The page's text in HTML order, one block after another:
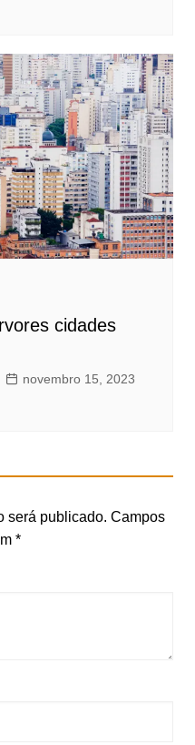
cidades
novembro 15, 2023
será publicado. Campos
*